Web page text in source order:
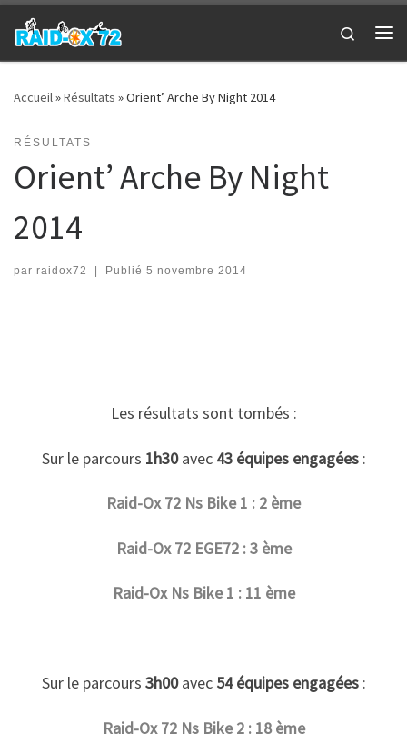
Passer au contenu
Search
Accueil»Résultats »Orient’ Arche By Night 2014
RÉSULTATS
Orient’ Arche By Night
2014
par raidox72 | Publié 5 novembre 2014
Les résultats sont tombés :
Sur le parcours 1h30avec 43 équipes engagées:
Raid-Ox 72 Ns Bike 1 : 2 ème
Raid-Ox 72 EGE72 : 3 ème
Raid-Ox Ns Bike 1 : 11 ème
Sur le parcours 3h00avec 54 équipes engagées:
Raid-Ox 72 Ns Bike 2 : 18 ème